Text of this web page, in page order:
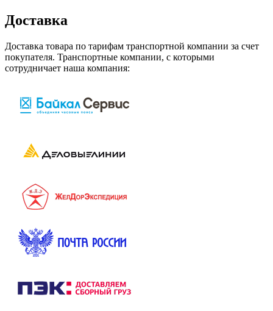
Доставка
Доставка товара по тарифам транспортной компании за счет
покупателя. Транспортные компании, с которыми
сотрудничает наша компания: